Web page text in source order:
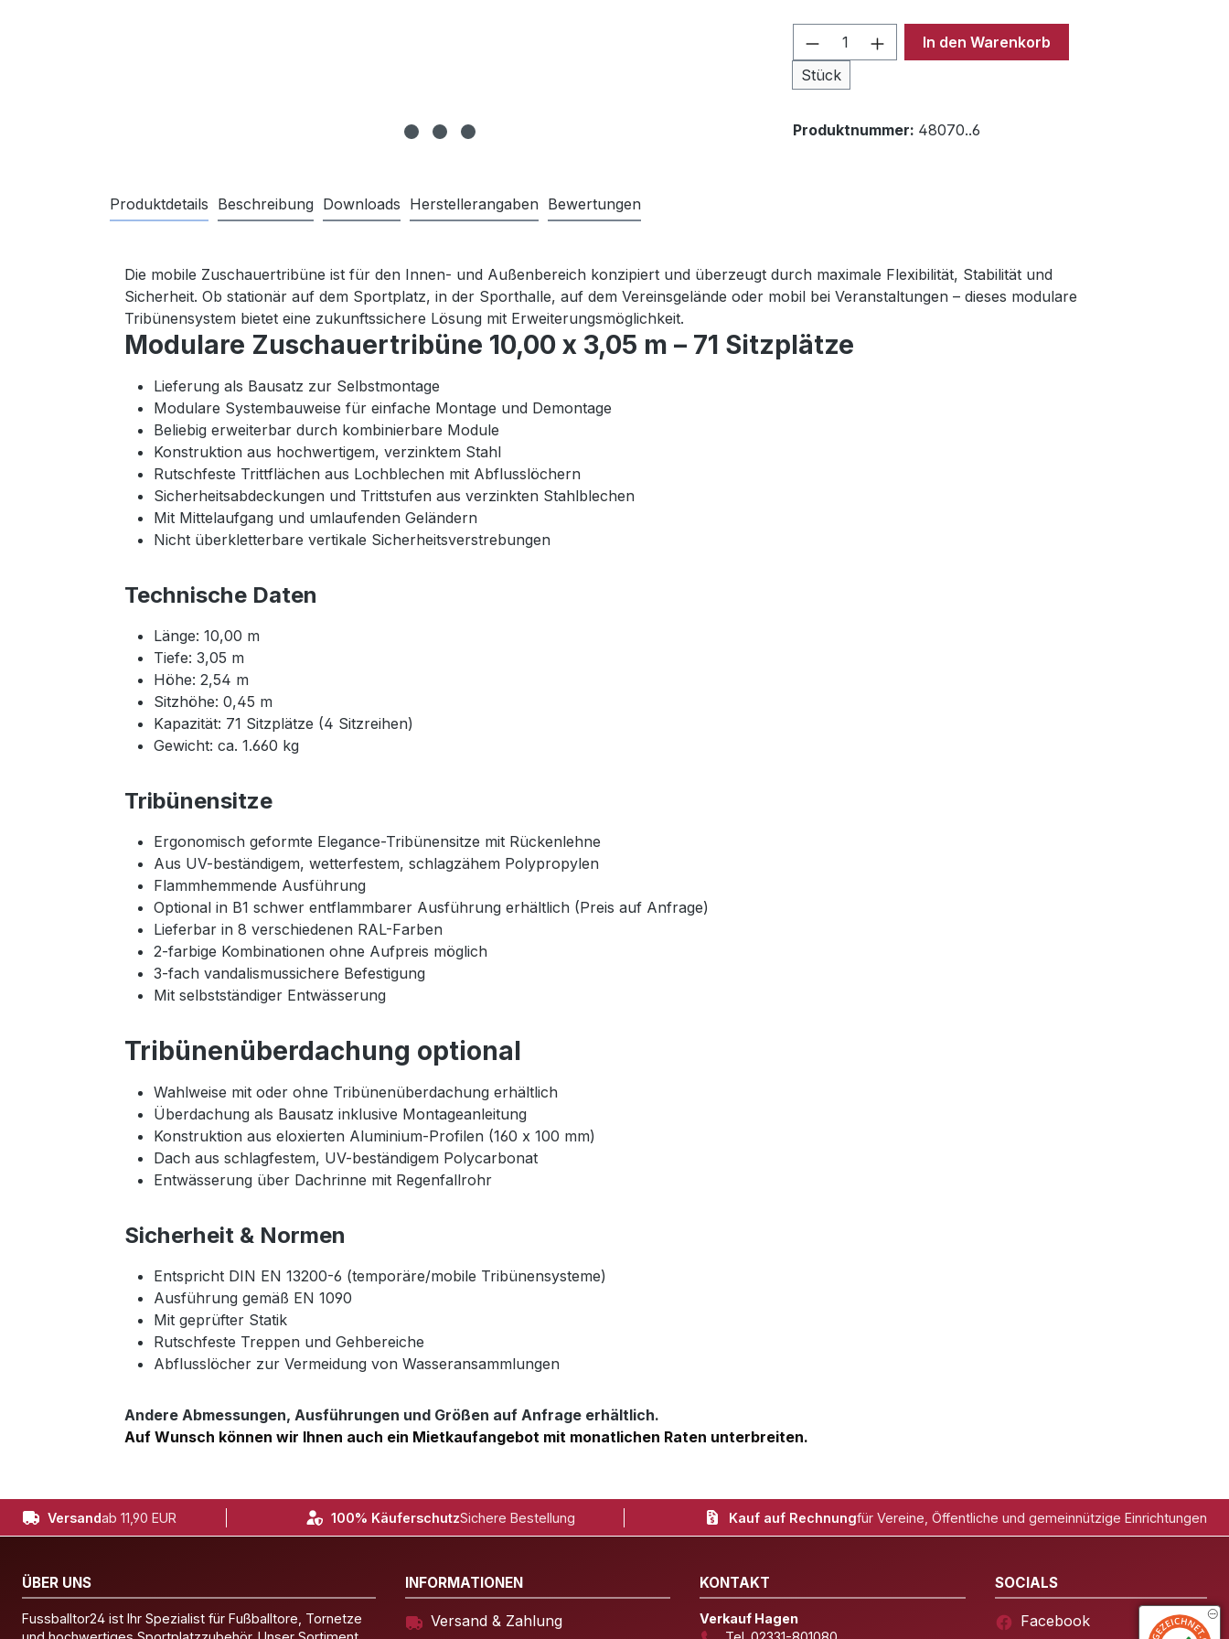
Produkt Anzahl: Gib den gewünschten
Stück
In den Warenkorb
Produktnummer: 48070..6
Produktdetails Beschreibung Downloads Herstellerangaben Bewertungen
Die mobile Zuschauertribüne ist für den Innen- und Außenbereich konzipiert und überzeugt durch maximale Flexibilität, Stabilität und
Sicherheit. Ob stationär auf dem Sportplatz, in der Sporthalle, auf dem Vereinsgelände oder mobil bei Veranstaltungen – dieses modulare
Tribünensystem bietet eine zukunftssichere Lösung mit Erweiterungsmöglichkeit.
Modulare Zuschauertribüne 10,00 x 3,05 m – 71 Sitzplätze
Lieferung als Bausatz zur Selbstmontage
Modulare Systembauweise für einfache Montage und Demontage
Beliebig erweiterbar durch kombinierbare Module
Konstruktion aus hochwertigem, verzinktem Stahl
Rutschfeste Trittflächen aus Lochblechen mit Abflusslöchern
Sicherheitsabdeckungen und Trittstufen aus verzinkten Stahlblechen
Mit Mittelaufgang und umlaufenden Geländern
Nicht überkletterbare vertikale Sicherheitsverstrebungen
Technische Daten
Länge: 10,00 m
Tiefe: 3,05 m
Höhe: 2,54 m
Sitzhöhe: 0,45 m
Kapazität: 71 Sitzplätze (4 Sitzreihen)
Gewicht: ca. 1.660 kg
Tribünensitze
Ergonomisch geformte Elegance-Tribünensitze mit Rückenlehne
Aus UV-beständigem, wetterfestem, schlagzähem Polypropylen
Flammhemmende Ausführung
Optional in B1 schwer entflammbarer Ausführung erhältlich (Preis auf Anfrage)
Lieferbar in 8 verschiedenen RAL-Farben
2-farbige Kombinationen ohne Aufpreis möglich
3-fach vandalismussichere Befestigung
Mit selbstständiger Entwässerung
Tribünenüberdachung optional
Wahlweise mit oder ohne Tribünenüberdachung erhältlich
Überdachung als Bausatz inklusive Montageanleitung
Konstruktion aus eloxierten Aluminium-Profilen (160 x 100 mm)
Dach aus schlagfestem, UV-beständigem Polycarbonat
Entwässerung über Dachrinne mit Regenfallrohr
Sicherheit & Normen
Entspricht DIN EN 13200-6 (temporäre/mobile Tribünensysteme)
Ausführung gemäß EN 1090
Mit geprüfter Statik
Rutschfeste Treppen und Gehbereiche
Abflusslöcher zur Vermeidung von Wasseransammlungen
Andere Abmessungen, Ausführungen und Größen auf Anfrage erhältlich.
Auf Wunsch können wir Ihnen auch ein Mietkaufangebot mit monatlichen Raten unterbreiten.
Versandab 11,90 EUR 100% KäuferschutzSichere Bestellung Kauf auf Rechnungfür Vereine, Öffentliche und gemeinnützige Einrichtungen
ÜBER UNS
Fussballtor24 ist Ihr Spezialist für Fußballtore, Tornetze
INFORMATIONEN
Versand & Zahlung
KONTAKT
Verkauf Hagen
SOCIALS
Facebook